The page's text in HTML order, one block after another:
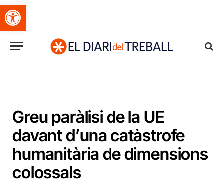
Obre la barra d'eines
Greu paràlisi de la UE
davant d’una catàstrofe
humanitària de dimensions
colossals